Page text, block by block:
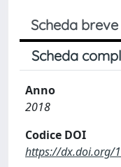
Scheda breve
Scheda
Anno
2018
Codice DOI
https://dx.doi.org/